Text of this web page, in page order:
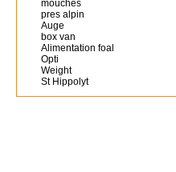
mouches
pres alpin
Auge
box van
Alimentation foal
Opti
Weight
St Hippolyt